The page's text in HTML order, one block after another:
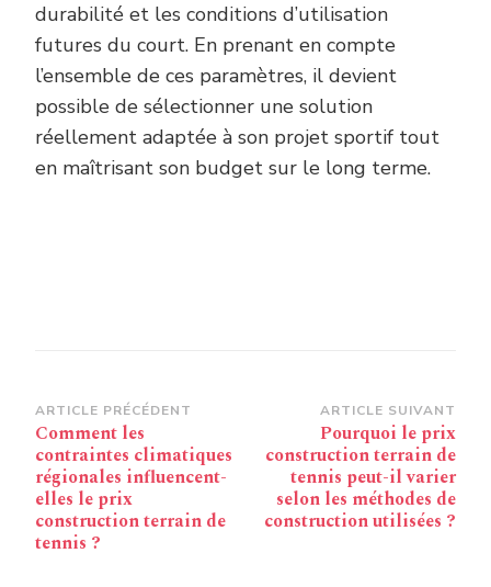
durabilité et les conditions d’utilisation
futures du court. En prenant en compte
l’ensemble de ces paramètres, il devient
possible de sélectionner une solution
réellement adaptée à son projet sportif tout
en maîtrisant son budget sur le long terme.
Navigation
d’article
ARTICLE PRÉCÉDENT
Comment les
contraintes climatiques
régionales influencent-
elles le prix
construction terrain de
tennis ?
ARTICLE SUIVANT
Pourquoi le prix
construction terrain de
tennis peut-il varier
selon les méthodes de
construction utilisées ?